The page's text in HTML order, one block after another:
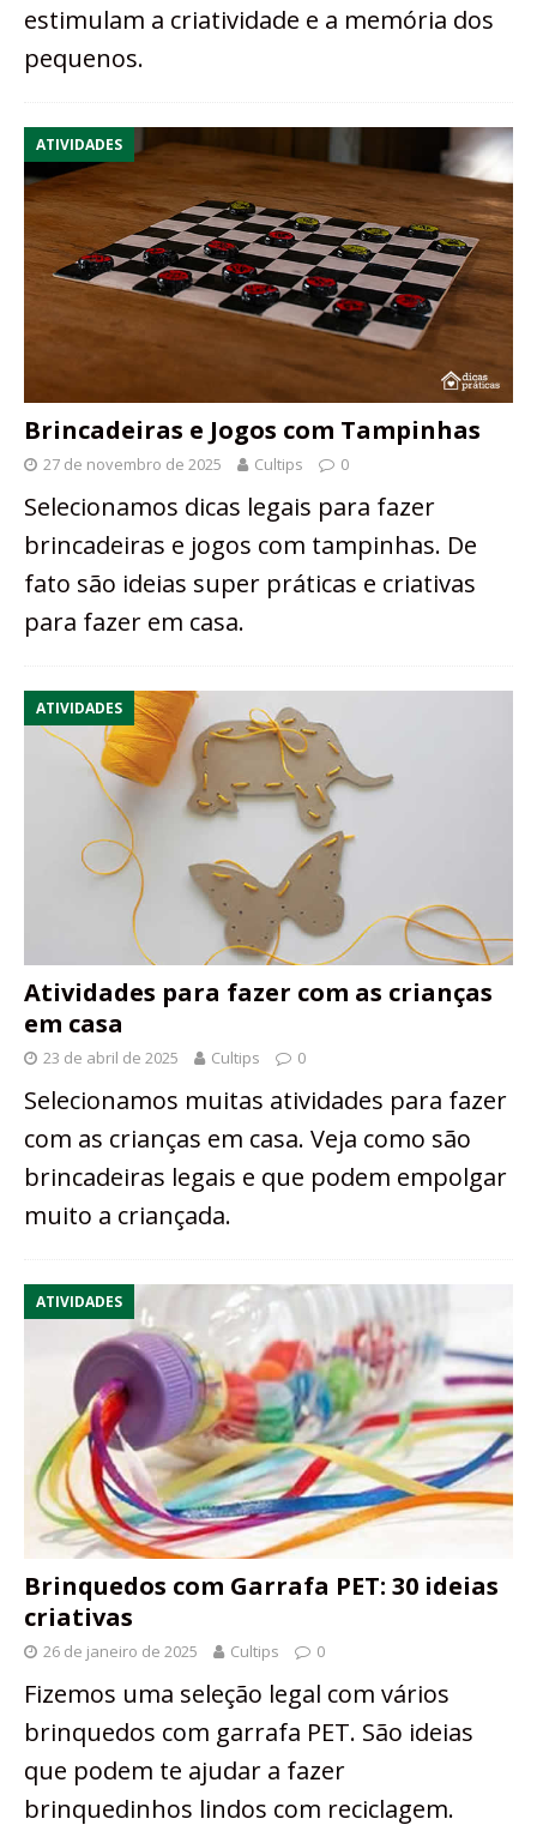
estimulam a criatividade e a memória dos
pequenos.
ATIVIDADES
Brincadeiras e Jogos com Tampinhas
27 de novembro de 2025 Cultips 0
Selecionamos dicas legais para fazer
brincadeiras e jogos com tampinhas. De
fato são ideias super práticas e criativas
para fazer em casa.
ATIVIDADES
Atividades para fazer com as crianças
em casa
23 de abril de 2025 Cultips 0
Selecionamos muitas atividades para fazer
com as crianças em casa. Veja como são
brincadeiras legais e que podem empolgar
muito a criançada.
ATIVIDADES
Brinquedos com Garrafa PET: 30 ideias
criativas
26 de janeiro de 2025 Cultips 0
Fizemos uma seleção legal com vários
brinquedos com garrafa PET. São ideias
que podem te ajudar a fazer
brinquedinhos lindos com reciclagem.